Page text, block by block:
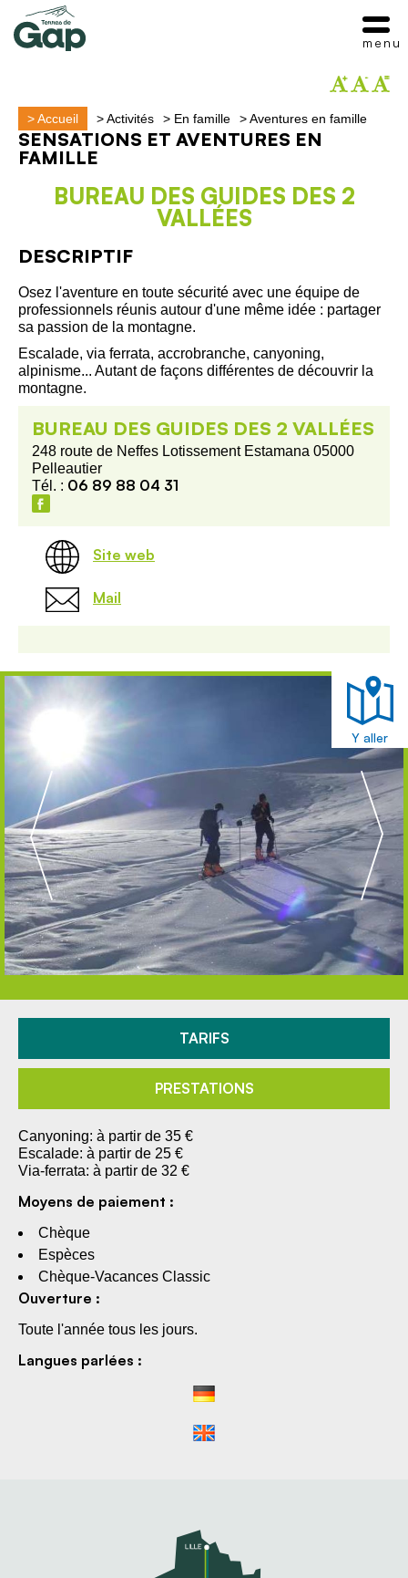
>Accueil >Activités > En famille >Aventures en famille
SENSATIONS ET AVENTURES EN
FAMILLE
BUREAU DES GUIDES DES 2
VALLÉES
DESCRIPTIF
Osez l'aventure en toute sécurité avec une équipe de
professionnels réunis autour d'une même idée : partager
sa passion de la montagne.
Escalade, via ferrata, accrobranche, canyoning,
alpinisme... Autant de façons différentes de découvrir la
montagne.
BUREAU DES GUIDES DES 2 VALLÉES
248 route de Neffes Lotissement Estamana 05000
Pelleautier
Tél. : 06 89 88 04 31
Site web
Mail
Y aller
TARIFS
PRESTATIONS
Canyoning: à partir de 35 €
Escalade: à partir de 25 €
Via-ferrata: à partir de 32 €
Moyens de paiement :
Chèque
Espèces
Chèque-Vacances Classic
Ouverture :
Toute l'année tous les jours.
Langues parlées :
menu